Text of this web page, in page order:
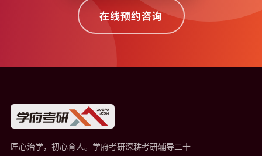
在线预约咨询
匠心治学，初心育人。学府考研深耕考研辅导二十